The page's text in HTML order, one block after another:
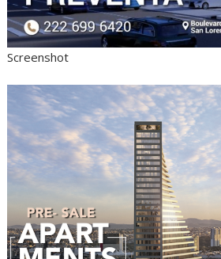
Screenshot